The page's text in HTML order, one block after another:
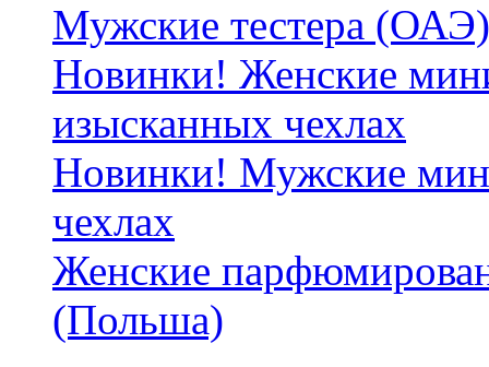
Мужские тестера (ОАЭ)
Новинки! Женские
изысканных чехлах
Новинки! Мужские
чехлах
Женские
(Польша)